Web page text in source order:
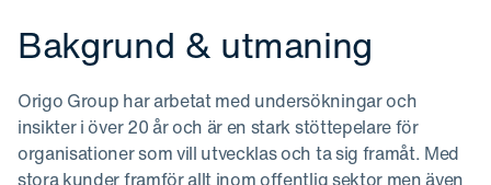
Bakgrund & utmaning
Origo Group har arbetat med undersökningar och
insikter i över 20 år och är en stark stöttepelare för
organisationer som vill utvecklas och ta sig framåt. Med
stora kunder framför allt inom offentlig sektor men även